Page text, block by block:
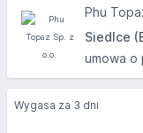
Phu
Siedlce
umowa o
Wygasa za 3 dni